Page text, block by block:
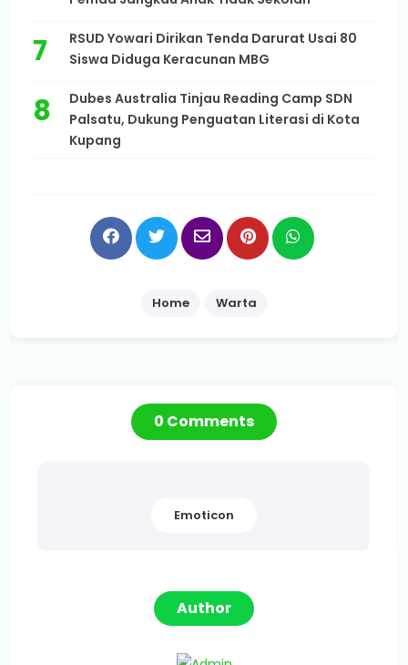
RSUD Yowari Dirikan Tenda Darurat Usai 80
Siswa Diduga Keracunan MBG
Dubes Australia Tinjau Reading Camp SDN
Palsatu, Dukung Penguatan Literasi di Kota
Kupang
Home Warta
0 Comments
Emoticon
Author